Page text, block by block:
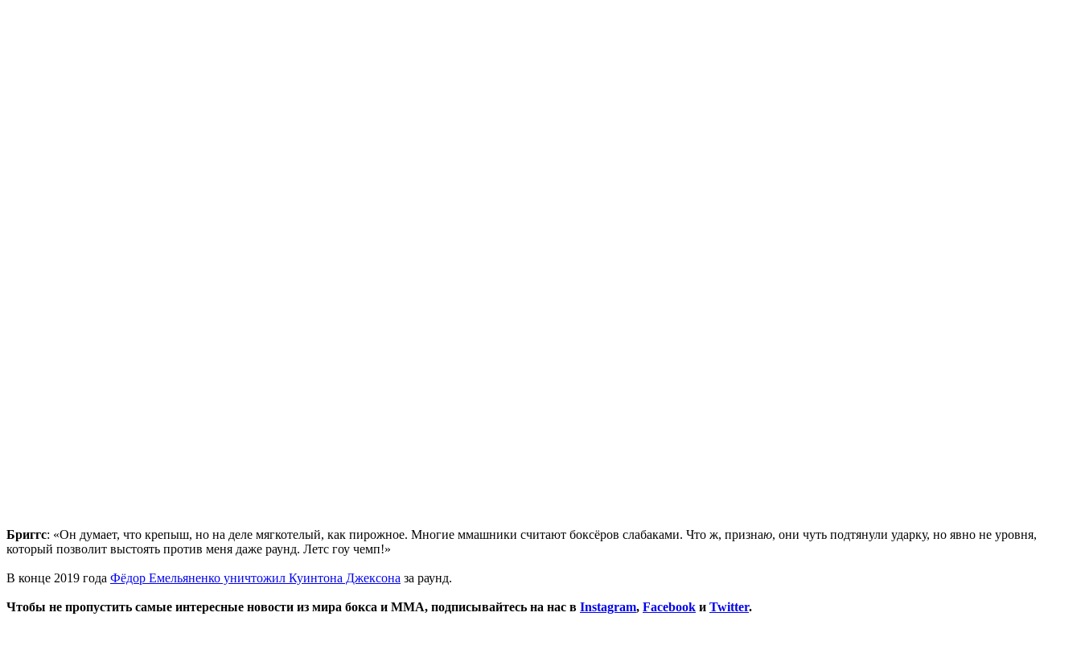
Бриггс: «Он думает, что крепыш, но на деле мягкотелый, как пирожное. Многие ммашники считают боксёров слабаками. Что ж, признаю, они чуть подтянули ударку, но явно не уровня,
который позволит выстоять против меня даже раунд. Летс гоу чемп!»
В конце 2019 года Фёдор Емельяненко уничтожил Куинтона Джексона за раунд.
Чтобы не пропустить самые интересные новости из мира бокса и ММА, подписывайтесь на нас в Instagram, Facebook и Twitter.